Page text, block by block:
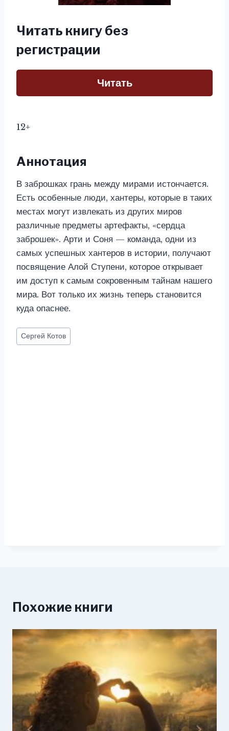
Читать книгу без
регистрации
Читать
12+
Аннотация
В заброшках грань между мирами истончается.
Есть особенные люди, хантеры, которые в таких
местах могут извлекать из других миров
различные предметы артефакты, «сердца
заброшек». Арти и Соня — команда, одни из
самых успешных хантеров в истории, получают
посвящение Алой Ступени, которое открывает
им доступ к самым сокровенным тайнам нашего
мира. Вот только их жизнь теперь становится
куда опаснее.
Метки
записи:
Сергей Котов
Похожие книги